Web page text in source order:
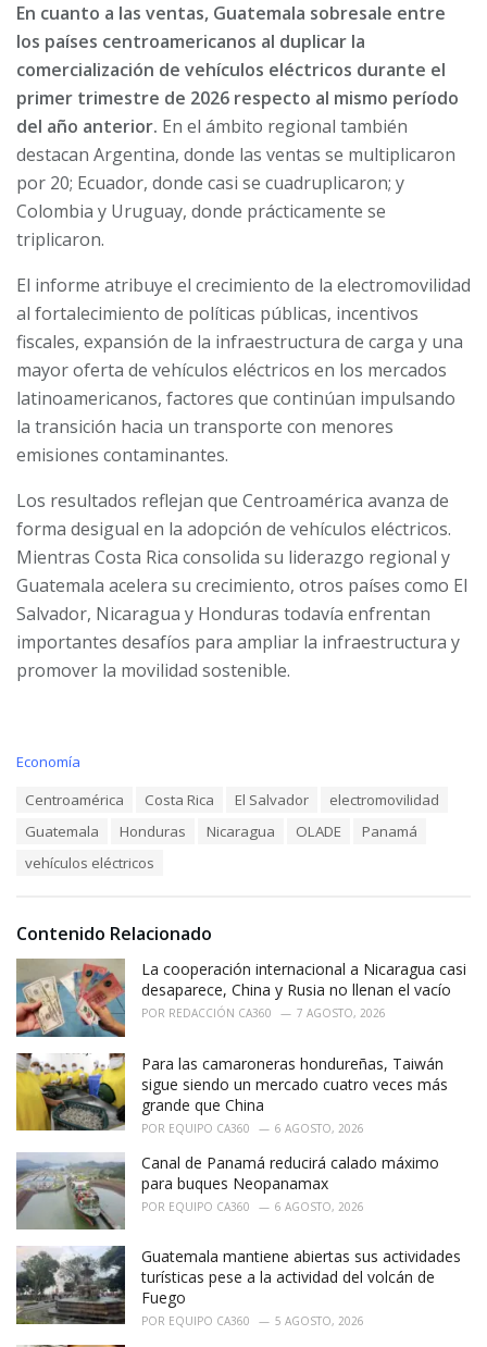
En cuanto a las ventas, Guatemala sobresale entre
los países centroamericanos al duplicar la
comercialización de vehículos eléctricos durante el
primer trimestre de 2026 respecto al mismo período
del año anterior. En el ámbito regional también
destacan Argentina, donde las ventas se multiplicaron
por 20; Ecuador, donde casi se cuadruplicaron; y
Colombia y Uruguay, donde prácticamente se
triplicaron.
El informe atribuye el crecimiento de la electromovilidad
al fortalecimiento de políticas públicas, incentivos
fiscales, expansión de la infraestructura de carga y una
mayor oferta de vehículos eléctricos en los mercados
latinoamericanos, factores que continúan impulsando
la transición hacia un transporte con menores
emisiones contaminantes.
Los resultados reflejan que Centroamérica avanza de
forma desigual en la adopción de vehículos eléctricos.
Mientras Costa Rica consolida su liderazgo regional y
Guatemala acelera su crecimiento, otros países como El
Salvador, Nicaragua y Honduras todavía enfrentan
importantes desafíos para ampliar la infraestructura y
promover la movilidad sostenible.
C
s
:
Economía
Centroamérica Costa Rica El Salvador
electromovilidad
Guatemala
Honduras Nicaragua OLADE
Panamá
vehículos eléctricos
Contenido Relacionado
La cooperación internacional a Nicaragua casi
desaparece, China y Rusia no llenan el vacío
POR REDACCIÓN CA360 7 AGOSTO, 2026
Para las camaroneras hondureñas, Taiwán
sigue siendo un mercado cuatro veces más
grande que China
POR EQUIPO CA360 6 AGOSTO, 2026
Canal de Panamá reducirá calado máximo
para buques Neopanamax
POR EQUIPO CA360 6 AGOSTO, 2026
Guatemala mantiene abiertas sus actividades
turísticas pese a la actividad del volcán de
Fuego
POR EQUIPO CA360 5 AGOSTO, 2026